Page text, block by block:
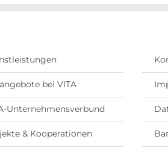
bei VITA
Unternehmensverbund
& Kooperationen